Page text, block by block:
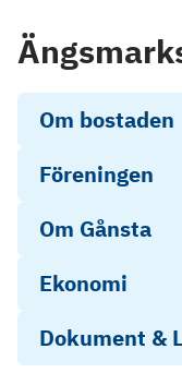
Om bostaden
Föreningen
Om Gånsta
Ekonomi
Dokument &